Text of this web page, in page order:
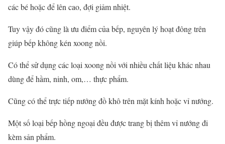
các bé hoặc để lên cao, đợi giảm nhiệt.
Tuy vậy đó cũng là ưu điểm của bếp, nguyên lý hoạt đông trên
giúp bếp không kén xoong nồi.
Có thể sử dụng các loại xoong nồi với nhiều chất liệu khác nhau
dùng để hầm, ninh, om,… thực phẩm.
Cũng có thể trực tiếp nướng đồ khô trên mặt kính hoặc vỉ nướng.
Một số loại bếp hồng ngoại đều được trang bị thêm vỉ nướng đi
kèm sản phẩm.